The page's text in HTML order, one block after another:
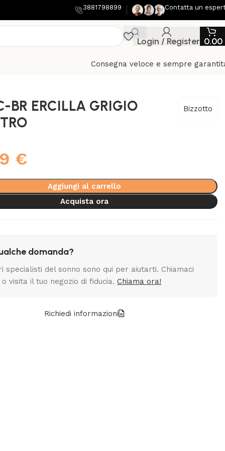
3881798899 Contatta un
Login / Register 0.00
Consegna veloce e sempre
BR ERCILLA GRIGIO
Bizzotto
€
Aggiungi al carrello
Acquista ora
domanda?
specialisti del sonno sono qui per aiutarti. Chiamaci
visita il tuo negozio di fiducia. Chiama ora!
Richiedi informazioni